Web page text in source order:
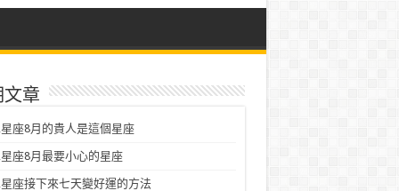
文章
座8月的貴人是這個星座
座8月最要小心的星座
座接下來七天變好運的方法